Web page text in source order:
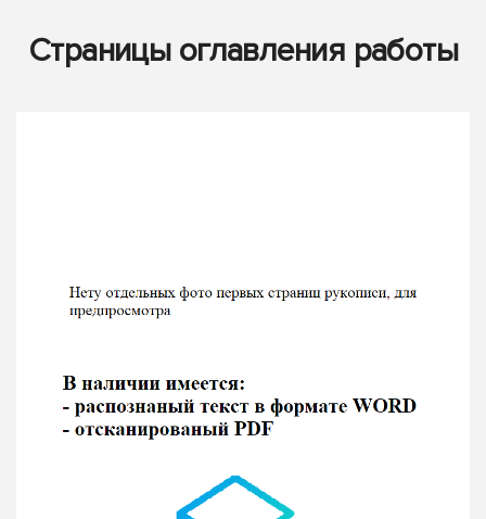
Страницы оглавления работы